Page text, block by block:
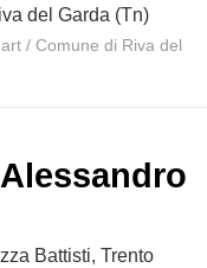
del Garda (Tn)
/Comune di Riva del
Battisti, Trento